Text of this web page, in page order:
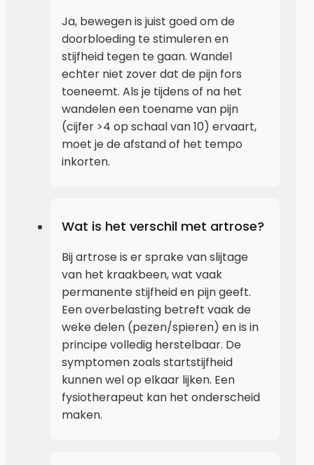
Ja, bewegen is juist goed om de
doorbloeding te stimuleren en
stijfheid tegen te gaan. Wandel
echter niet zover dat de pijn fors
toeneemt. Als je tijdens of na het
wandelen een toename van pijn
(cijfer >4 op schaal van 10) ervaart,
moet je de afstand of het tempo
inkorten.
Wat is het verschil met artrose?
Bij artrose is er sprake van slijtage
van het kraakbeen, wat vaak
permanente stijfheid en pijn geeft.
Een overbelasting betreft vaak de
weke delen (pezen/spieren) en is in
principe volledig herstelbaar. De
symptomen zoals startstijfheid
kunnen wel op elkaar lijken. Een
fysiotherapeut kan het onderscheid
maken.